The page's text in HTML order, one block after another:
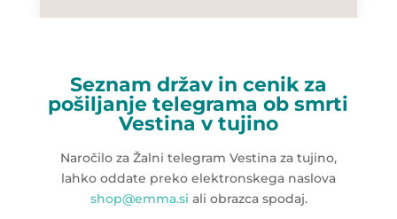
Seznam držav in cenik za
pošiljanje telegrama ob smrti
Vestina v tujino
Naročilo za Žalni telegram Vestina za tujino,
lahko oddate preko elektronskega naslova
shop@emma.si ali obrazca spodaj.